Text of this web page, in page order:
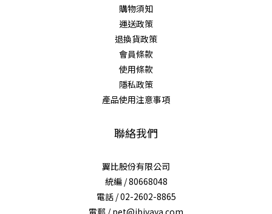
購物須知
運送政策
退換貨政策
會員條款
使用條款
隱私政策
產品使用注意事項
聯絡我們
翼比股份有限公司
統編 / 80668048
電話 / 02-2602-8865
電郵 / pet@ibiyaya.com